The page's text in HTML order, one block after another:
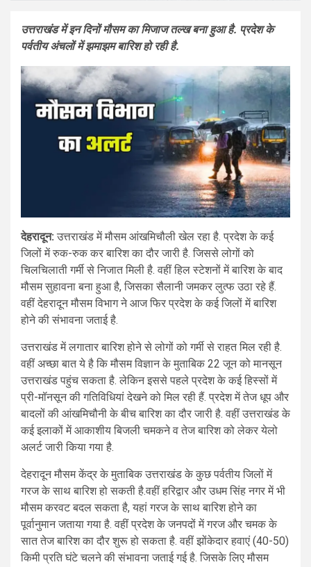
उत्तराखंड में इन दिनों मौसम का मिजाज तल्ख बना हुआ है. प्रदेश के
पर्वतीय अंचलों में झमाझम बारिश हो रही है.
देहरादून: उत्तराखंड में मौसम आंखमिचौली खेल रहा है. प्रदेश के कई
जिलों में रुक-रुक कर बारिश का दौर जारी है. जिससे लोगों को
चिलचिलाती गर्मी से निजात मिली है. वहीं हिल स्टेशनों में बारिश के बाद
मौसम सुहावना बना हुआ है, जिसका सैलानी जमकर लुत्फ उठा रहे हैं.
वहीं देहरादून मौसम विभाग ने आज फिर प्रदेश के कई जिलों में बारिश
होने की संभावना जताई है.
उत्तराखंड में लगातार बारिश होने से लोगों को गर्मी से राहत मिल रही है.
वहीं अच्छा बात ये है कि मौसम विज्ञान के मुताबिक 22 जून को मानसून
उत्तराखंड पहुंच सकता है. लेकिन इससे पहले प्रदेश के कई हिस्सों में
प्री-मॉनसून की गतिविधियां देखने को मिल रही हैं. प्रदेश में तेज धूप और
बादलों की आंखमिचौनी के बीच बारिश का दौर जारी है. वहीं उत्तराखंड के
कई इलाकों में आकाशीय बिजली चमकने व तेज बारिश को लेकर येलो
अलर्ट जारी किया गया है.
देहरादून मौसम केंद्र के मुताबिक उत्तराखंड के कुछ पर्वतीय जिलों में
गरज के साथ बारिश हो सकती है.वहीं हरिद्वार और उधम सिंह नगर में भी
मौसम करवट बदल सकता है, यहां गरज के साथ बारिश होने का
पूर्वानुमान जताया गया है. वहीं प्रदेश के जनपदों में गरज और चमक के
सात तेज बारिश का दौर शुरू हो सकता है. वहीं झोंकेदार हवाएं (40-50)
किमी प्रति घंटे चलने की संभावना जताई गई है. जिसके लिए मौसम